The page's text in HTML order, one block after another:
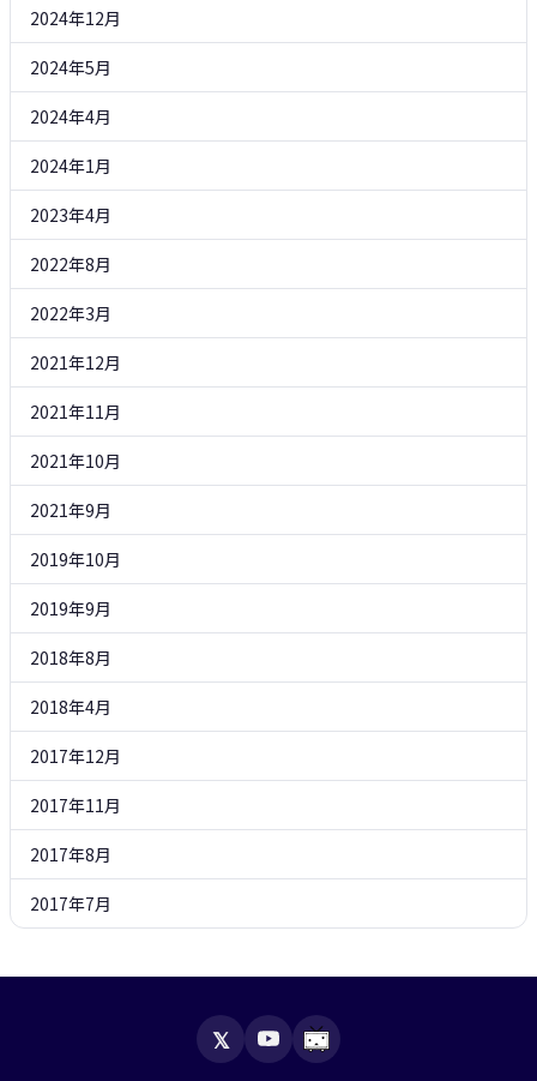
2024年12月
2024年5月
2024年4月
2024年1月
2023年4月
2022年8月
2022年3月
2021年12月
2021年11月
2021年10月
2021年9月
2019年10月
2019年9月
2018年8月
2018年4月
2017年12月
2017年11月
2017年8月
2017年7月
𝕏